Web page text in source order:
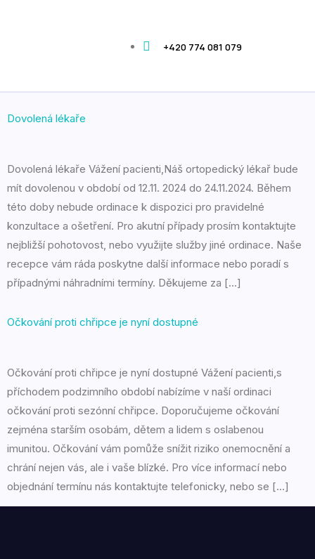
+420 774 081 079
Dovolená lékaře
Dovolená lékaře Vážení pacienti,Náš ortopedický lékař bude
mít dovolenou v období od 12.11. 2024 do 24.11.2024. Během
této doby nebude ordinace k dispozici pro pravidelné
konzultace a ošetření. Pro akutní případy prosím kontaktujte
nejbližší pohotovost, nebo využijte služby jiné ordinace. Naše
recepce vám ráda poskytne další informace nebo poradí s
případnými náhradními termíny. Děkujeme za […]
Očkování proti chřipce je nyní dostupné
Očkování proti chřipce je nyní dostupné Vážení pacienti,s
příchodem podzimního období nabízíme v naší ordinaci
očkování proti sezónní chřipce. Doporučujeme očkování
zejména starším osobám, dětem a lidem s oslabenou
imunitou. Očkování vám pomůže snížit riziko onemocnění a
chrání nejen vás, ale i vaše blízké. Pro více informací nebo
objednání termínu nás kontaktujte telefonicky, nebo se […]